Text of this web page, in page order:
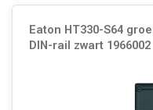
Eaton HT330-S64
DIN-rail zwart 1966002